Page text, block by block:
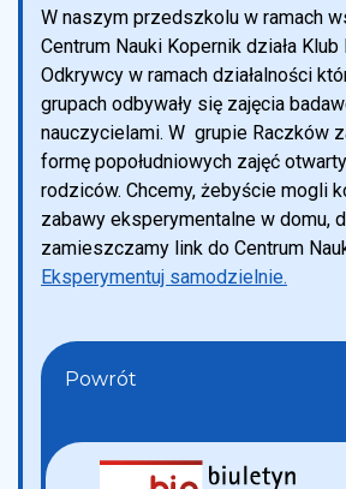
W naszym przedszkolu w ramach
Centrum Nauki Kopernik działa Klub
Odkrywcy w ramach działalności
grupach odbywały się zajęcia
nauczycielami. W grupie Raczków
formę popołudniowych zajęć
rodziców. Chcemy, żebyście mogli
zabawy eksperymentalne w domu,
zamieszczamy link do Centrum
Eksperymentuj samodzielnie.
Powrót